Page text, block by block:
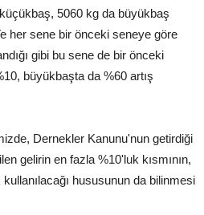
5060 kg da büyükbaş
her sene bir önceki seneye göre
gibi bu sene de bir önceki
büyükbaşta da %60 artış
Dernekler Kanunu'nun getirdiği
gelirin en fazla %10'luk kısmının,
hususunun da bilinmesi